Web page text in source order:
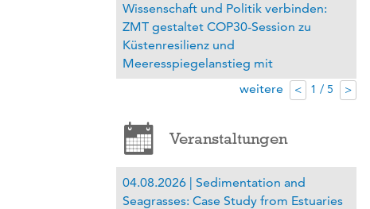
Wissenschaft und Politik verbinden:
ZMT gestaltet COP30-Session zu
Küstenresilienz und
Meeresspiegelanstieg mit
weitere
< 1 / 5 >
Veranstaltungen
04.08.2026 | Sedimentation and
Seagrasses: Case Study from Estuaries